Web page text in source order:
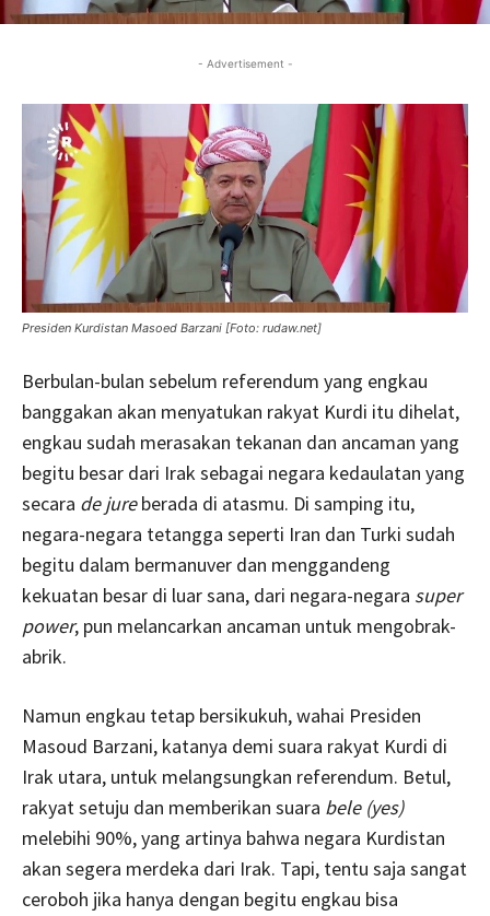
- Advertisement -
Presiden Kurdistan Masoed Barzani [Foto: rudaw.net]
Berbulan-bulan sebelum referendum yang engkau
banggakan akan menyatukan rakyat Kurdi itu dihelat,
engkau sudah merasakan tekanan dan ancaman yang
begitu besar dari Irak sebagai negara kedaulatan yang
secara de jureberada di atasmu. Di samping itu,
negara-negara tetangga seperti Iran dan Turki sudah
begitu dalam bermanuver dan menggandeng
kekuatan besar di luar sana, dari negara-negara super
power, pun melancarkan ancaman untuk mengobrak-
abrik.
Namun engkau tetap bersikukuh, wahai Presiden
Masoud Barzani, katanya demi suara rakyat Kurdi di
Irak utara, untuk melangsungkan referendum. Betul,
rakyat setuju dan memberikan suara bele (yes)
melebihi 90%, yang artinya bahwa negara Kurdistan
akan segera merdeka dari Irak. Tapi, tentu saja sangat
ceroboh jika hanya dengan begitu engkau bisa